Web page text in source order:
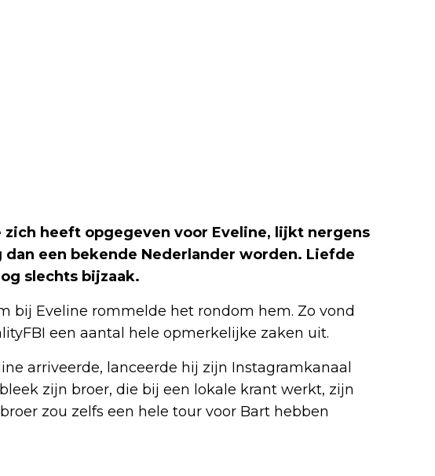
zich heeft opgegeven voor Eveline, lijkt nergens
dan een bekende Nederlander worden. Liefde
slechts bijzaak.
bij Eveline rommelde het rondom hem. Zo vond
een aantal hele opmerkelijke zaken uit.
arriveerde, lanceerde hij zijn Instagramkanaal
zijn broer, die bij een lokale krant werkt, zijn
zou zelfs een hele tour voor Bart hebben